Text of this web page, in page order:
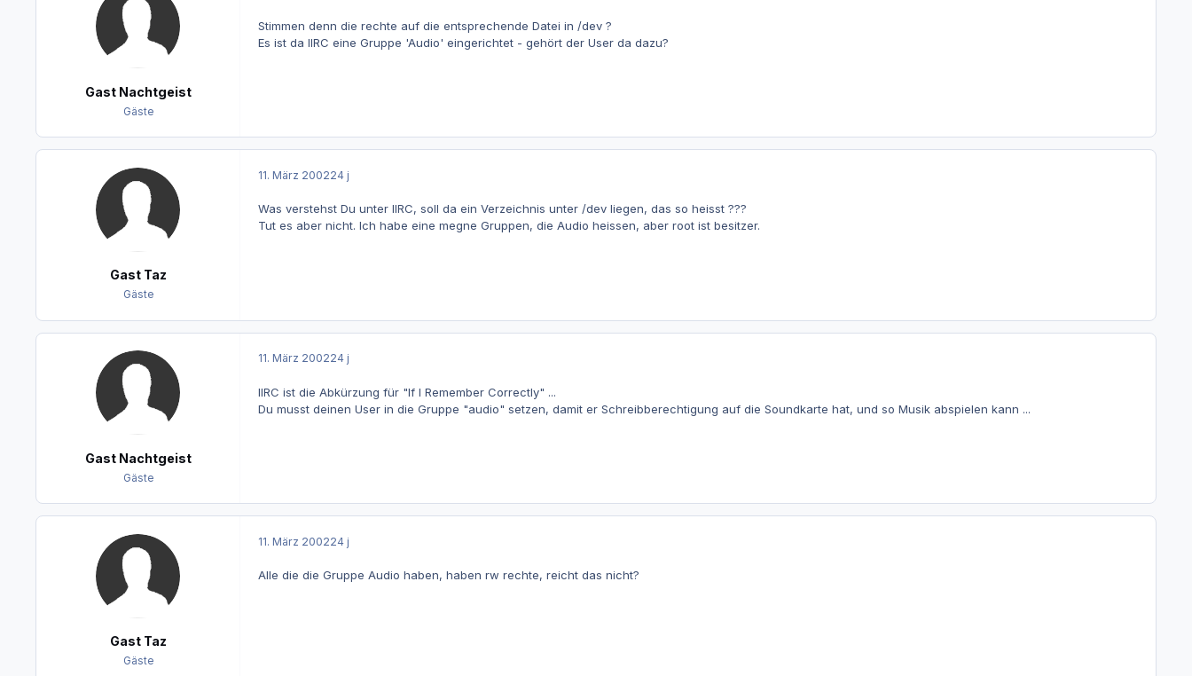
Gast Nachtgeist
Gäste
Stimmen denn die rechte auf die entsprechende Datei in /dev ?
Es ist da IIRC eine Gruppe 'Audio' eingerichtet - gehört der User da dazu?
Gast Taz
Gäste
11. März 200224 j
Was verstehst Du unter IIRC, soll da ein Verzeichnis unter /dev liegen, das so heisst ???
Tut es aber nicht. Ich habe eine megne Gruppen, die Audio heissen, aber root ist besitzer.
Gast Nachtgeist
Gäste
11. März 200224 j
IIRC ist die Abkürzung für "If I Remember Correctly" ...
Du musst deinen User in die Gruppe "audio" setzen, damit er Schreibberechtigung auf die Soundkarte hat, und so Musik abspielen kann ...
Gast Taz
Gäste
11. März 200224 j
Alle die die Gruppe Audio haben, haben rw rechte, reicht das nicht?